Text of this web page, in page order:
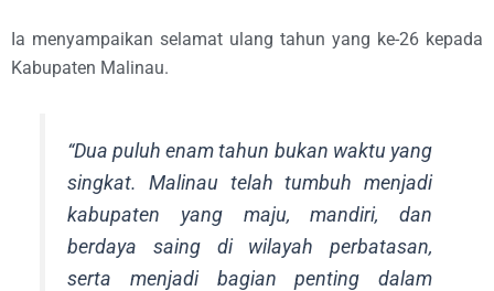
Ia menyampaikan selamat ulang tahun yang ke-26 kepada
Kabupaten Malinau.
“Dua puluh enam tahun bukan waktu yang
singkat. Malinau telah tumbuh menjadi
kabupaten yang maju, mandiri, dan
berdaya saing di wilayah perbatasan,
serta menjadi bagian penting dalam